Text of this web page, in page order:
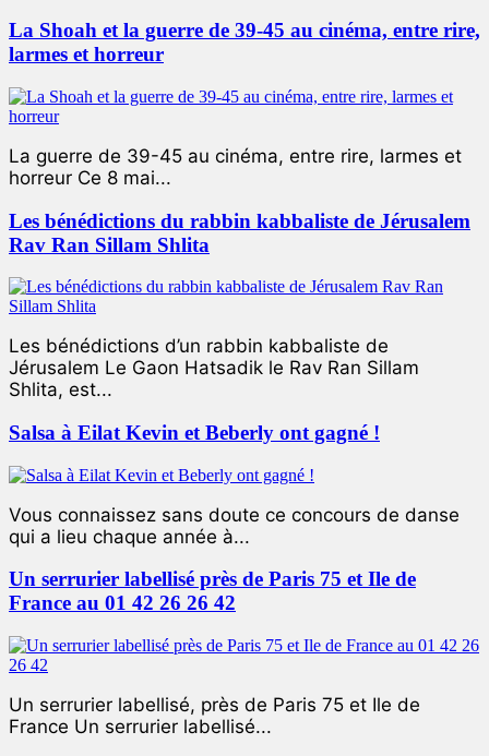
La Shoah et la guerre de 39-45 au cinéma, entre rire,
larmes et horreur
La guerre de 39-45 au cinéma, entre rire, larmes et
horreur Ce 8 mai...
Les bénédictions du rabbin kabbaliste de Jérusalem
Rav Ran Sillam Shlita
Les bénédictions d’un rabbin kabbaliste de
Jérusalem Le Gaon Hatsadik le Rav Ran Sillam
Shlita, est...
Salsa à Eilat Kevin et Beberly ont gagné !
Vous connaissez sans doute ce concours de danse
qui a lieu chaque année à...
Un serrurier labellisé près de Paris 75 et Ile de
France au 01 42 26 26 42
Un serrurier labellisé, près de Paris 75 et Ile de
France Un serrurier labellisé...